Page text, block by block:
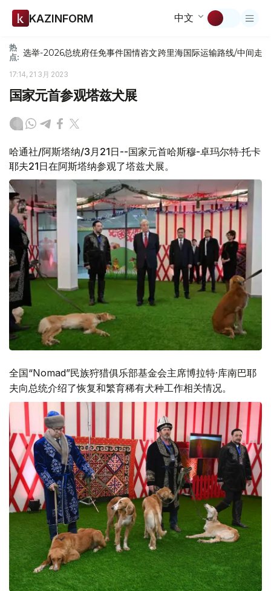
KAZINFORM 中文
热
点: 选举-2026总统府任免事件国情咨文跨里海国际运输路线/中间走廊
17:14, 21 3月 2023
国家元首参观塔兹犬展
哈通社/阿斯塔纳/3月21日--国家元首哈斯穆-卓玛尔特·托卡
耶夫21日在阿斯塔纳参观了塔兹犬展。
全国“Nomad”民族狩猎俱乐部基金会主席博拉特·库南巴耶
夫向总统介绍了恢复和繁育稀有犬种工作相关情况。